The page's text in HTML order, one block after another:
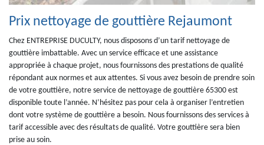
Prix nettoyage de gouttière Rejaumont
Chez ENTREPRISE DUCULTY, nous disposons d’un tarif nettoyage de
gouttière imbattable. Avec un service efficace et une assistance
appropriée à chaque projet, nous fournissons des prestations de qualité
répondant aux normes et aux attentes. Si vous avez besoin de prendre soin
de votre gouttière, notre service de nettoyage de gouttière 65300 est
disponible toute l’année. N’hésitez pas pour cela à organiser l’entretien
dont votre système de gouttière a besoin. Nous fournissons des services à
tarif accessible avec des résultats de qualité. Votre gouttière sera bien
prise au soin.